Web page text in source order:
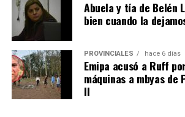
Abuela y tía de Belén
bien cuando la
PROVINCIALES hace 6 días
Emipa acusó a Ruff
máquinas a mbyas de
II